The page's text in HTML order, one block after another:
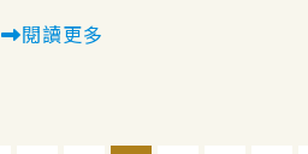
閱讀更多